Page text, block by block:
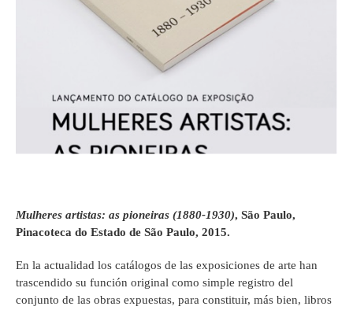
Mulheres artistas: as pioneiras (1880-1930), São Paulo,
Pinacoteca do Estado de São Paulo, 2015.
En la actualidad los catálogos de las exposiciones de arte han
trascendido su función original como simple registro del
conjunto de las obras expuestas, para constituir, más bien, libros